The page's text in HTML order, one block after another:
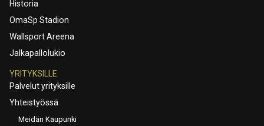
Historia
OmaSp Stadion
Wallsport Areena
Jalkapallolukio
YRITYKSILLE
Palvelut yrityksille
Yhteistyössä
Meidän Kaupunki